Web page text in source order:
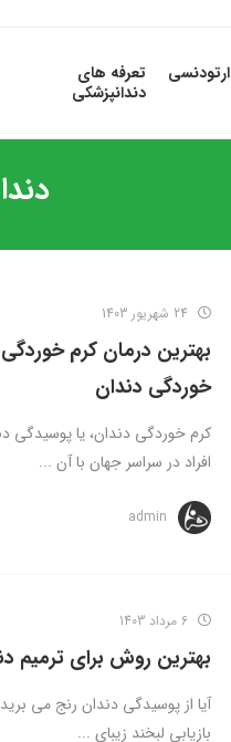
ارتودنسی
تعرفه های
دندانپزشکی
بهترین درمان کرم
خوردگی دندان
کرم خوردگی دندان، یا پوسیدگی
افراد در سراسر جهان با آن ...
admin
بهترین روش برای
آیا از پوسیدگی دندان رنج می
بازیابی لبخند زیبای ...